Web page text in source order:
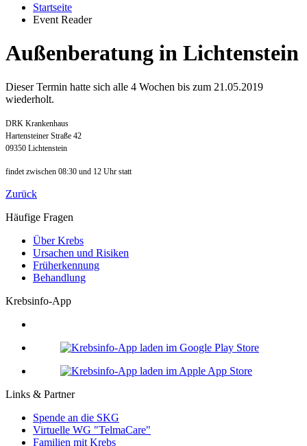
Startseite
Event Reader
Außenberatung in Lichtenstein
Dieser Termin hatte sich alle 4 Wochen bis zum 21.05.2019
wiederholt.
DRK Krankenhaus
Hartensteiner Straße 42
09350 Lichtenstein
findet zwischen 08:30 und 12 Uhr statt
Zurück
Häufige Fragen
Über Krebs
Ursachen und Risiken
Früherkennung
Behandlung
Krebsinfo-App
Links & Partner
Spende an die SKG
Virtuelle WG "TelmaCare"
Familien mit Krebs